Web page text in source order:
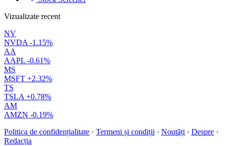
Vizualizate recent
NV
NVDA -1.15%
AA
AAPL -0.61%
MS
MSFT +2.32%
TS
TSLA +0.78%
AM
AMZN -0.19%
Politica de confidențialitate · Termeni și condiții · Noutăți · Despre ·
Redacția